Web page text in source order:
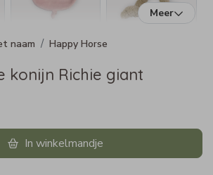
Meer
naam Happy Horse
konijn Richie giant
In winkelmandje